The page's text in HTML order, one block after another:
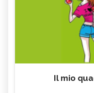
Il mio